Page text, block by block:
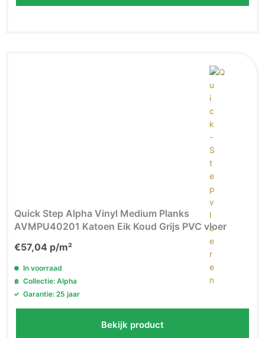
Quick Step Alpha Vinyl Medium Planks
AVMPU40201 Katoen Eik Koud Grijs PVC vloer
€57,04 p/m²
In voorraad
Collectie: Alpha
Garantie: 25 jaar
Bekijk product